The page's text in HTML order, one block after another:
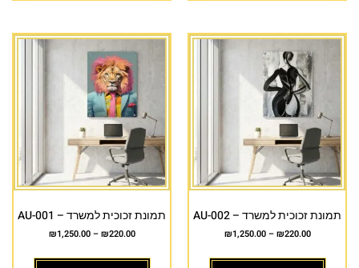
תמונת זכוכית למשרד – AU-002
₪220.00
–
₪1,250.00
תמונת זכוכית למשרד – AU-001
₪220.00
–
₪1,250.00